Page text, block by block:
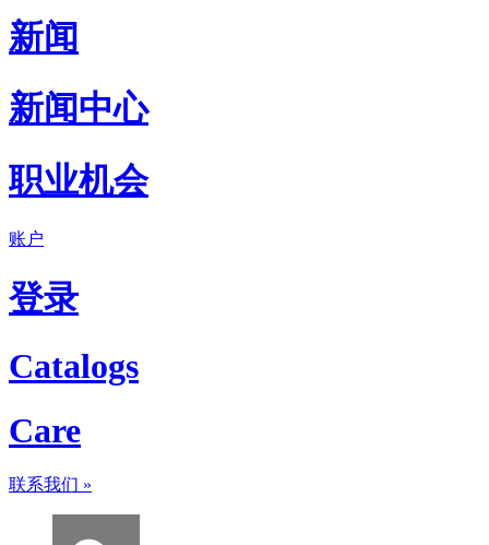
新闻
新闻中心
职业机会
账户
登录
Catalogs
Care
联系我们 »